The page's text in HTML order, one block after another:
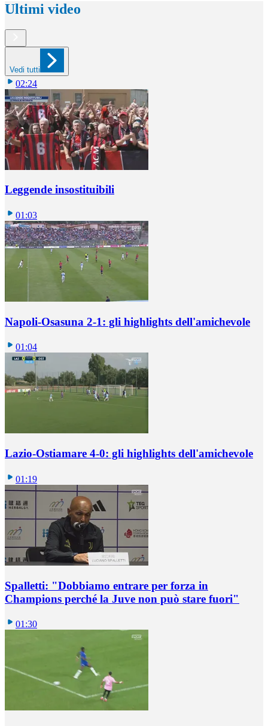
Ultimi video
Vedi tutti
02:24
Leggende insostituibili
01:03
Napoli-Osasuna 2-1: gli highlights dell'amichevole
01:04
Lazio-Ostiamare 4-0: gli highlights dell'amichevole
01:19
Spalletti: "Dobbiamo entrare per forza in
Champions perché la Juve non può stare fuori"
01:30